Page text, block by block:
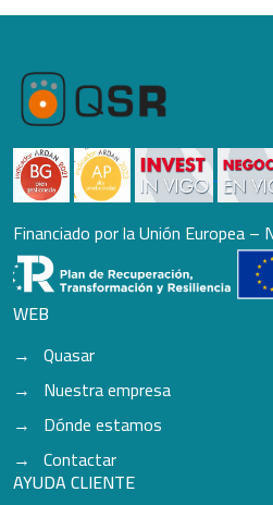
Financiado por la Unión Europea –
WEB
Quasar
Nuestra empresa
Dónde estamos
Contactar
AYUDA CLIENTE